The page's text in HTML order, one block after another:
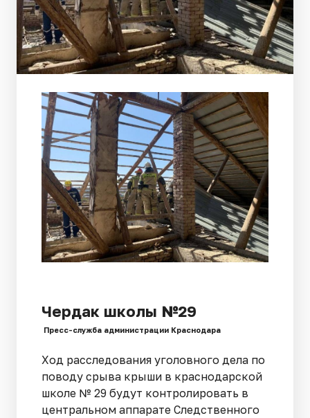
Чердак школы №29
Пресс-служба администрации Краснодара
Ход расследования уголовного дела по
поводу срыва крыши в краснодарской
школе № 29 будут контролировать в
центральном аппарате Следственного